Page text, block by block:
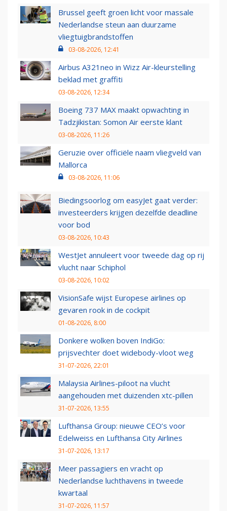
Brussel geeft groen licht voor massale
Nederlandse steun aan duurzame
vliegtuigbrandstoffen
03-08-2026, 12:41
Airbus A321neo in Wizz Air-kleurstelling
beklad met graffiti
03-08-2026, 12:34
Boeing 737 MAX maakt opwachting in
Tadzjikistan: Somon Air eerste klant
03-08-2026, 11:26
Geruzie over officiële naam vliegveld van
Mallorca
03-08-2026, 11:06
Biedingsoorlog om easyJet gaat verder:
investeerders krijgen dezelfde deadline
voor bod
03-08-2026, 10:43
WestJet annuleert voor tweede dag op rij
vlucht naar Schiphol
03-08-2026, 10:02
VisionSafe wijst Europese airlines op
gevaren rook in de cockpit
01-08-2026, 8:00
Donkere wolken boven IndiGo:
prijsvechter doet widebody-vloot weg
31-07-2026, 22:01
Malaysia Airlines-piloot na vlucht
aangehouden met duizenden xtc-pillen
31-07-2026, 13:55
Lufthansa Group: nieuwe CEO’s voor
Edelweiss en Lufthansa City Airlines
31-07-2026, 13:17
Meer passagiers en vracht op
Nederlandse luchthavens in tweede
kwartaal
31-07-2026, 11:57